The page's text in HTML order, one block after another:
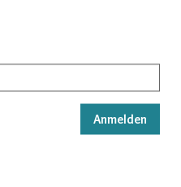
Anmelden